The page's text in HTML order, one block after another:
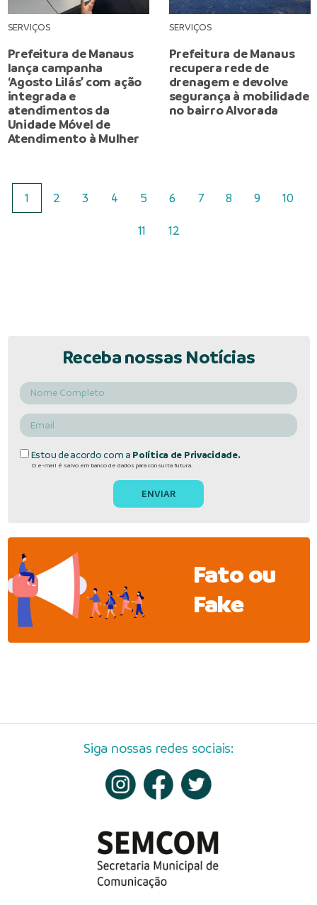
SERVIÇOS
Prefeitura de Manaus
lança campanha
‘Agosto Lilás’ com ação
integrada e
atendimentos da
Unidade Móvel de
Atendimento à Mulher
SERVIÇOS
Prefeitura de Manaus
recupera rede de
drenagem e devolve
segurança à mobilidade
no bairro Alvorada
1 2 3 4 5 6 7 8 9 10
11 12
Receba nossas Notícias
Estou de acordo com a Política de Privacidade.
O e-mail é salvo em banco de dados para consulta futura.
Fato ou
Fake
Siga nossas redes sociais: